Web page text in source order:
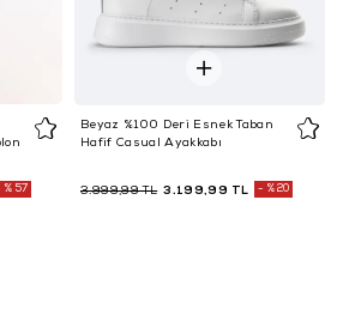
%57
Beyaz %100 Deri Esnek Taban
Hafif Casual Ayakkabı
3.199,99 TL
3.999,99 TL %20